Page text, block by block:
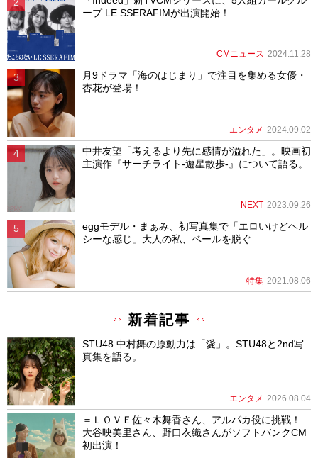
ープ LE SSERAFIMが出演開始！
CMニュース 2024.11.28
月9ドラマ「海のはじまり」で注目を集める女優・
杏花が登場！
エンタメ 2024.09.02
中井友望「考えるより先に感情が溢れた」。映画初
主演作『サーチライト-遊星散歩-』について語る。
NEXT 2023.09.26
eggモデル・まぁみ、初写真集で「エロいけどヘル
シーな感じ」大人の私、ベールを脱ぐ
特集 2021.08.06
新着記事
STU48 中村舞の原動力は「愛」。STU48と2nd写
真集を語る。
エンタメ 2026.08.04
＝ＬＯＶＥ佐々木舞香さん、アルパカ役に挑戦！
大谷映美里さん、野口衣織さんがソフトバンクCM
初出演！